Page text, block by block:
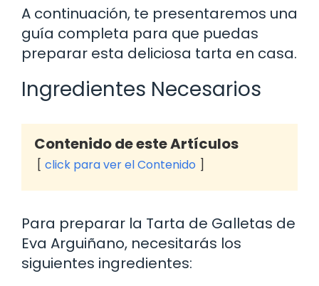
A continuación, te presentaremos una
guía completa para que puedas
preparar esta deliciosa tarta en casa.
Ingredientes Necesarios
Contenido de este Artículos
click para ver el Contenido
Para preparar la Tarta de Galletas de
Eva Arguiñano, necesitarás los
siguientes ingredientes: